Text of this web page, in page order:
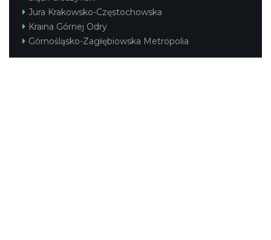
Jura Krakowsko-Częstochowska
Kraina Górnej Odry
Górnośląsko-Zagłębiowska Metropolia